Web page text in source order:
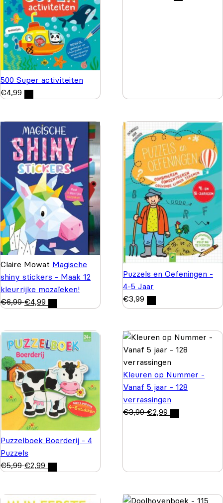
500 Super activiteiten
€4,99
Claire Mowat Magische
shiny stickers - Maak 12
kleurrijke mozaïeken!
€6,99 €4,99
Puzzels en Oefeningen -
4-5 Jaar
€3,99
Puzzelboek Boerderij - 4
Puzzels
€5,99 €2,99
Kleuren op Nummer -
Vanaf 5 jaar - 128
verrassingen
€3,99 €2,99